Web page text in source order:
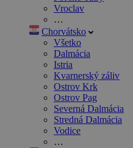
Vroclav
…
Chorvátsko
Všetko
Dalmácia
Istria
Kvarnerský záliv
Ostrov Krk
Ostrov Pag
Severná Dalmácia
Stredná Dalmácia
Vodice
…